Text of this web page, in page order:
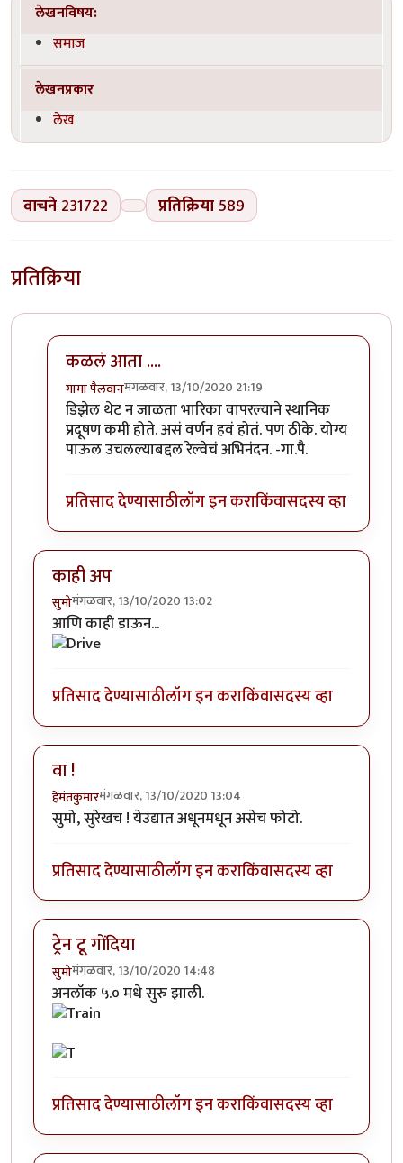
लेखनविषय:
समाज
लेखनप्रकार
लेख
वाचने 231722 प्रतिक्रिया589
प्रतिक्रिया
कळलं आता ....
गामा पैलवानमंगळवार, 13/10/2020 21:19
In reply toबातमीbyहेमंतकुमार
डिझेल थेट न जाळता भारिका वापरल्याने स्थानिक
प्रदूषण कमी होते. असं वर्णन हवं होतं. पण ठीके. योग्य
पाऊल उचलल्याबद्दल रेल्वेचं अभिनंदन. -गा.पै.
प्रतिसाद देण्यासाठीलॉग इन कराकिंवासदस्य व्हा
काही अप
सुमोमंगळवार, 13/10/2020 13:02
आणि काही डाऊन...
प्रतिसाद देण्यासाठीलॉग इन कराकिंवासदस्य व्हा
वा !
हेमंतकुमारमंगळवार, 13/10/2020 13:04
सुमो, सुरेखच ! येउद्यात अधूनमधून असेच फोटो.
प्रतिसाद देण्यासाठीलॉग इन कराकिंवासदस्य व्हा
ट्रेन टू गोंदिया
सुमोमंगळवार, 13/10/2020 14:48
अनलॉक ५.० मधे सुरु झाली.
प्रतिसाद देण्यासाठीलॉग इन कराकिंवासदस्य व्हा